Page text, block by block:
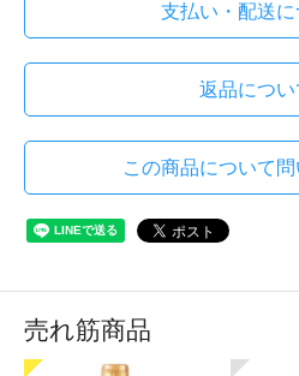
支払い・配送に
返品につい
この商品について
売れ筋商品